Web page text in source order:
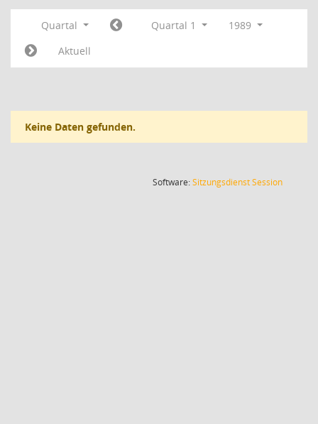
Quartal Quartal 1
1989
Aktuell
Keine Daten gefunden.
Software:SitzungsdienstSession(Wird in